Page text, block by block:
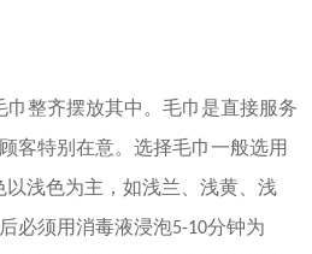
整齐摆放其中。毛巾是直接服务
客特别在意。选择毛巾一般选用
浅色为主，如浅兰、浅黄、浅
必须用消毒液浸泡5-10分钟为